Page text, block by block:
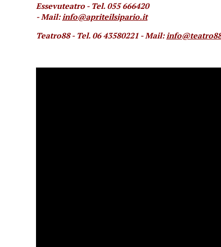
Essevuteatro - Tel. 055 666420
- Mail:info@apriteilsipario.it
Teatro88 - Tel. 06 43580221 - Mail: